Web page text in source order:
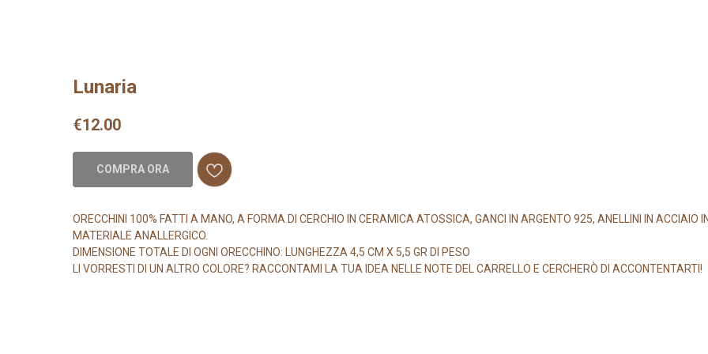
Lunaria
€12.00
COMPRA ORA
ORECCHINI 100% FATTI A MANO, A FORMA DI CERCHIO IN CERAMICA ATOSSICA, GANCI IN ARGENTO 925, ANELLINI IN ACCIAIO
MATERIALE ANALLERGICO.
DIMENSIONE TOTALE DI OGNI ORECCHINO: LUNGHEZZA 4,5 CM X 5,5 GR DI PESO
LI VORRESTI DI UN ALTRO COLORE? RACCONTAMI LA TUA IDEA NELLE NOTE DEL CARRELLO E CERCHERÒ DI ACCONTENTARTI!